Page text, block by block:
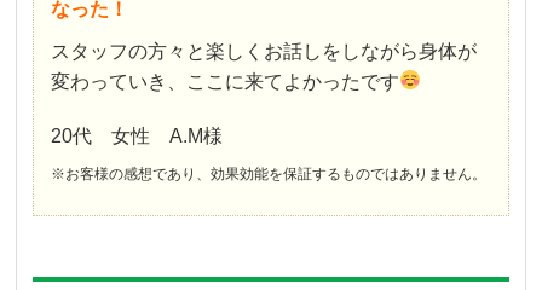
なった！
スタッフの方々と楽しくお話しをしながら身体が
変わっていき、ここに来てよかったです
20代 女性 A.M様
※お客様の感想であり、効果効能を保証するものではありません。